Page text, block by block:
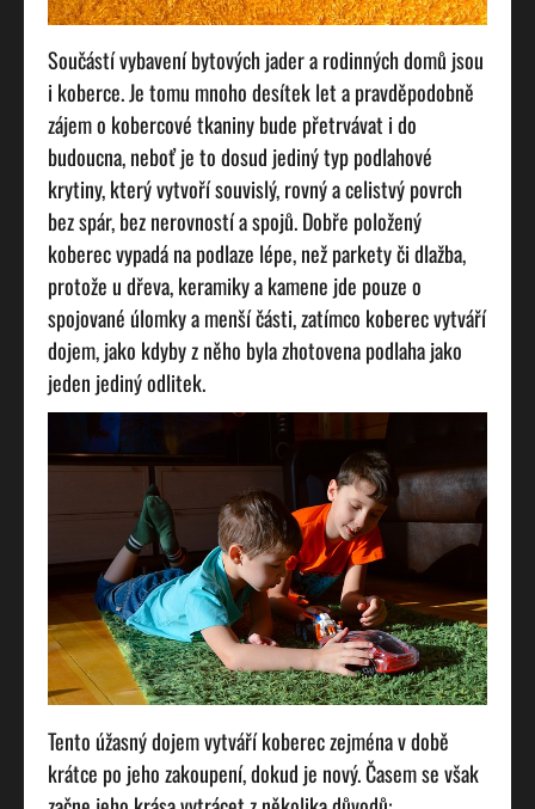
Součástí vybavení bytových jader a rodinných domů jsou
i koberce. Je tomu mnoho desítek let a pravděpodobně
zájem o kobercové tkaniny bude přetrvávat i do
budoucna, neboť je to dosud jediný typ podlahové
krytiny, který vytvoří souvislý, rovný a celistvý povrch
bez spár, bez nerovností a spojů. Dobře položený
koberec vypadá na podlaze lépe, než parkety či dlažba,
protože u dřeva, keramiky a kamene jde pouze o
spojované úlomky a menší části, zatímco koberec vytváří
dojem, jako kdyby z něho byla zhotovena podlaha jako
jeden jediný odlitek.
Tento úžasný dojem vytváří koberec zejména v době
krátce po jeho zakoupení, dokud je nový. Časem se však